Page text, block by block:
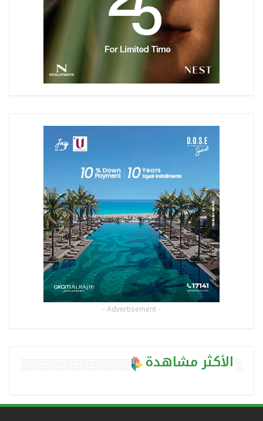
- Advertisement -
الأكثر مشاهدة